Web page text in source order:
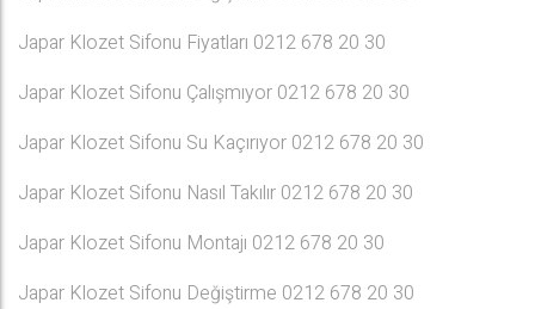
Japar Klozet Sifonu Fiyatları 0212 678 20 30
Japar Klozet Sifonu Çalışmıyor 0212 678 20 30
Japar Klozet Sifonu Su Kaçırıyor 0212 678 20 30
Japar Klozet Sifonu Nasıl Takılır 0212 678 20 30
Japar Klozet Sifonu Montajı 0212 678 20 30
Japar Klozet Sifonu Değiştirme 0212 678 20 30